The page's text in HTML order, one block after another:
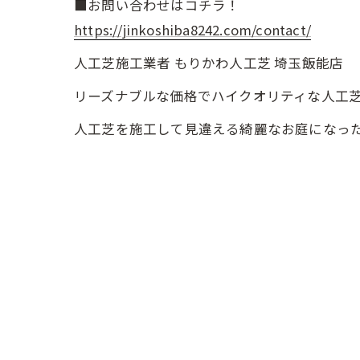
■お問い合わせはコチラ！
https://jinkoshiba8242.com/contact/
人工芝施工業者 もりかわ人工芝 埼玉飯能店
リーズナブルな価格でハイクオリティな人工
人工芝を施工して見違える綺麗なお庭になっ